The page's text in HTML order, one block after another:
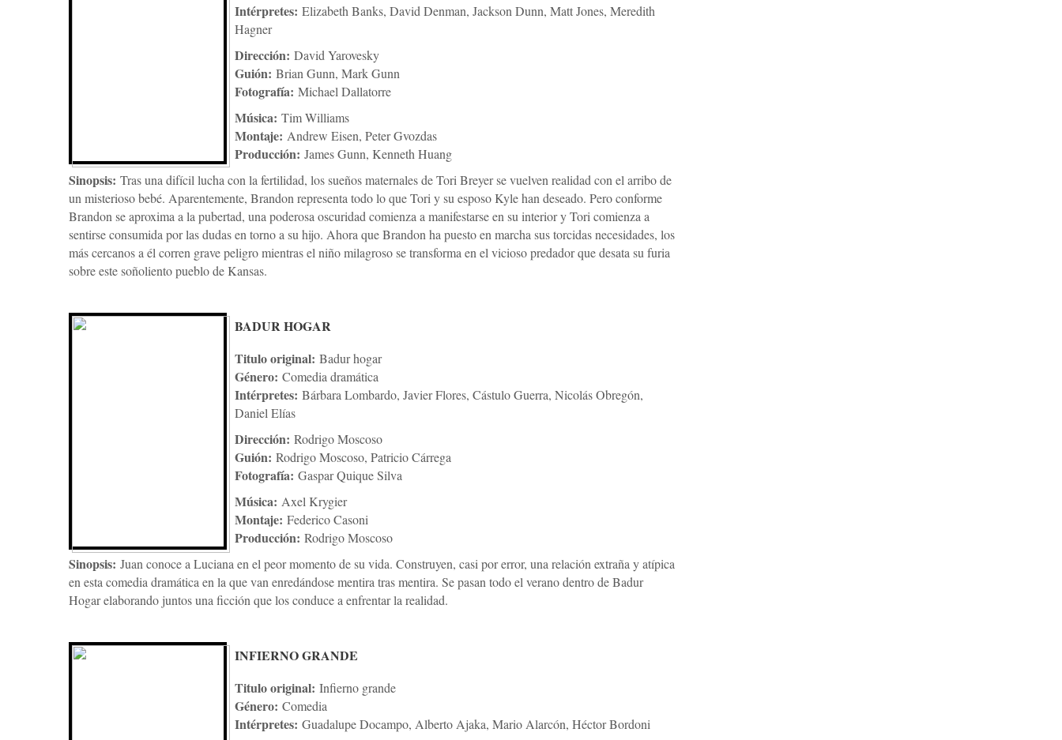
Intérpretes: Elizabeth Banks, David Denman, Jackson Dunn, Matt Jones, Meredith
Hagner
Dirección: David Yarovesky
Guión: Brian Gunn, Mark Gunn
Fotografía: Michael Dallatorre
Música: Tim Williams
Montaje: Andrew Eisen, Peter Gvozdas
Producción: James Gunn, Kenneth Huang
Sinopsis: Tras una difícil lucha con la fertilidad, los sueños maternales de Tori Breyer se vuelven realidad con el arribo de
un misterioso bebé. Aparentemente, Brandon representa todo lo que Tori y su esposo Kyle han deseado. Pero conforme
Brandon se aproxima a la pubertad, una poderosa oscuridad comienza a manifestarse en su interior y Tori comienza a
sentirse consumida por las dudas en torno a su hijo. Ahora que Brandon ha puesto en marcha sus torcidas necesidades, los
más cercanos a él corren grave peligro mientras el niño milagroso se transforma en el vicioso predador que desata su furia
sobre este soñoliento pueblo de Kansas.
BADUR HOGAR
Titulo original: Badur hogar
Género: Comedia dramática
Intérpretes: Bárbara Lombardo, Javier Flores, Cástulo Guerra, Nicolás Obregón,
Daniel Elías
Dirección: Rodrigo Moscoso
Guión: Rodrigo Moscoso, Patricio Cárrega
Fotografía: Gaspar Quique Silva
Música: Axel Krygier
Montaje: Federico Casoni
Producción: Rodrigo Moscoso
Sinopsis: Juan conoce a Luciana en el peor momento de su vida. Construyen, casi por error, una relación extraña y atípica
en esta comedia dramática en la que van enredándose mentira tras mentira. Se pasan todo el verano dentro de Badur
Hogar elaborando juntos una ficción que los conduce a enfrentar la realidad.
INFIERNO GRANDE
Titulo original: Infierno grande
Género: Comedia
Intérpretes: Guadalupe Docampo, Alberto Ajaka, Mario Alarcón, Héctor Bordoni